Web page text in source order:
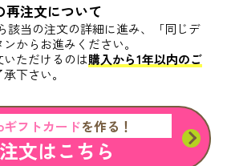
再注文について
該当の注文の詳細に進み、「同じデ
からお進みください。
ただけるのは購入から1年以内のご
下さい。
フトカードを作る！
文はこちら